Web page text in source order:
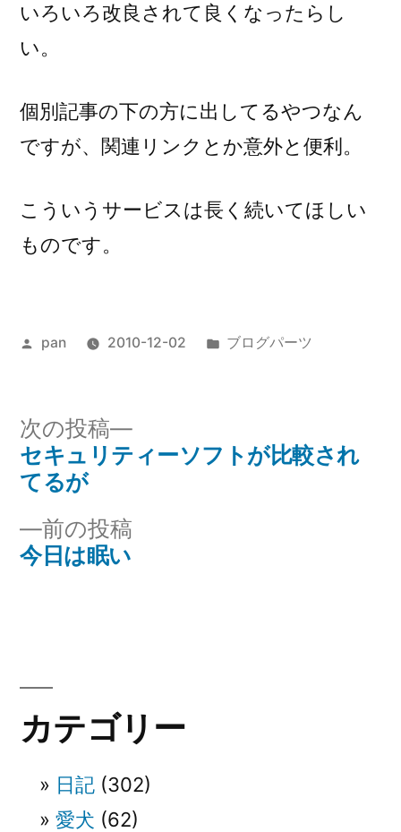
いろいろ改良されて良くなったらし
い。
個別記事の下の方に出してるやつなん
ですが、関連リンクとか意外と便利。
こういうサービスは長く続いてほしい
ものです。
投
pan 2010-12-02
カ
ー:
ブログパーツ
投
ナ
シ
ョ
前の投稿
今日は眠い
次の投稿
次
の
セキュリティーソフトが比較され
てるが
カテゴリー
日記 (302)
愛犬 (62)